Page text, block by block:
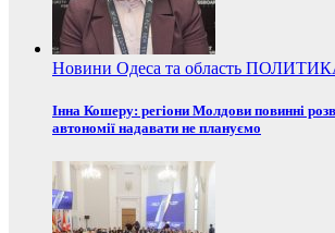
Новини Одеса та область
Інна Кошеру: регіони Молдови повинні
автономії надавати не плануємо